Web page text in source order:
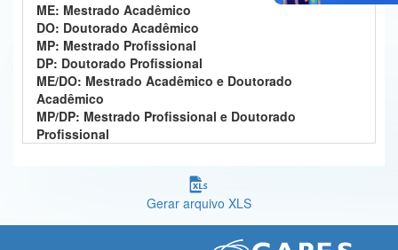
Controladoria-Geral da União
Ministério da Mulher, da Família e dos Direitos Humanos
Secretaria-Geral
Secretaria de Governo
Banco Central do Brasil
ME: Mestrado Acadêmico
DO: Doutorado Acadêmico
MP: Mestrado Profissional
DP: Doutorado Profissional
ME/DO: Mestrado Acadêmico e Doutorado
Acadêmico
MP/DP: Mestrado Profissional e Doutorado
Profissional
Gerar arquivo XLS